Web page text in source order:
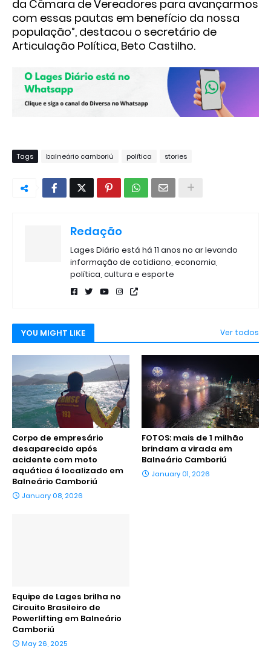
da Câmara de Vereadores para avançarmos
com essas pautas em benefício da nossa
população”, destacou o secretário de
Articulação Política, Beto Castilho.
Tags balneário camboriú política stories
Redação
Lages Diário está há 11 anos no ar levando
informação de cotidiano, economia,
política, cultura e esporte
YOU MIGHT LIKE Ver todos
Corpo de empresário
desaparecido após
acidente com moto
aquática é localizado em
Balneário Camboriú
January 08, 2026
FOTOS: mais de 1 milhão
brindam a virada em
Balneário Camboriú
January 01, 2026
Equipe de Lages brilha no
Circuito Brasileiro de
Powerlifting em Balneário
Camboriú
May 26, 2025